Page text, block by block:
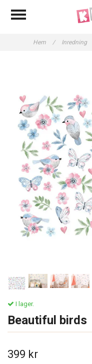
Hem / Inredning
I lager.
Beautiful birds
399 kr